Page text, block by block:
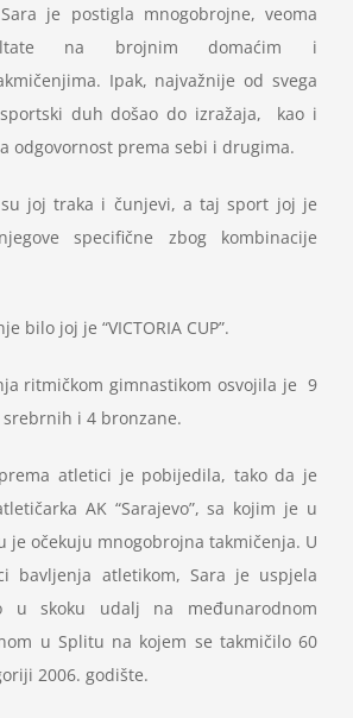
je postigla mnogobrojne, veoma
na brojnim domaćim i
Ipak, najvažnije od svega
duh došao do izražaja, kao i
odgovornost prema sebi i drugima.
joj traka i čunjevi, a taj sport joj je
specifične zbog kombinacije
bilo joj je “VICTORIA CUP”.
ritmičkom gimnastikom osvojila je 9
i 4 bronzane.
atletici je pobijedila, tako da je
AK “Sarajevo”, sa kojim je u
je očekuju mnogobrojna takmičenja. U
bavljenja atletikom, Sara je uspjela
u skoku udalj na međunarodnom
u Splitu na kojem se takmičilo 60
2006. godište.